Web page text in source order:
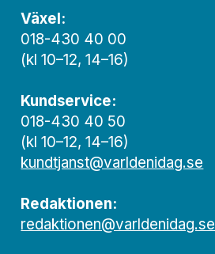
Växel:
018-430 40 00
(kl 10–12, 14–16)
Kundservice:
018-430 40 50
(kl 10–12, 14–16)
kundtjanst@varldenidag.se
Redaktionen:
redaktionen@varldenidag.se